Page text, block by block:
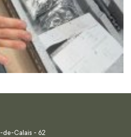
de-Calais - 62